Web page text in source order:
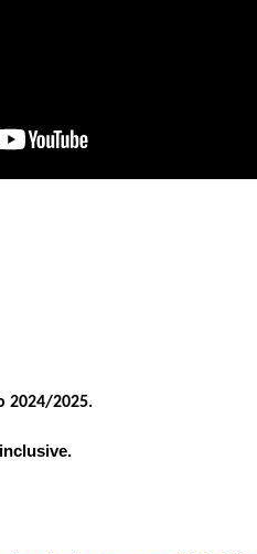
2024/2025.